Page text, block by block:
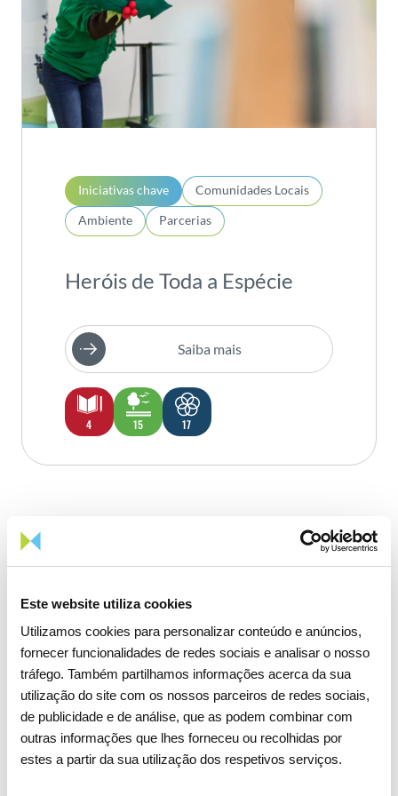
Este website utiliza cookies
Utilizamos cookies para personalizar conteúdo e anúncios,
fornecer funcionalidades de redes sociais e analisar o nosso
tráfego. Também partilhamos informações acerca da sua
utilização do site com os nossos parceiros de redes sociais,
de publicidade e de análise, que as podem combinar com
outras informações que lhes forneceu ou recolhidas por
estes a partir da sua utilização dos respetivos serviços.
Iniciativas chave
Comunidades Locais
Ambiente
Parcerias
Heróis de Toda a Espécie
Saiba mais
4 15 17
1/1
Mais iniciativas
Resultado da pesquisa:1 resultado(s)